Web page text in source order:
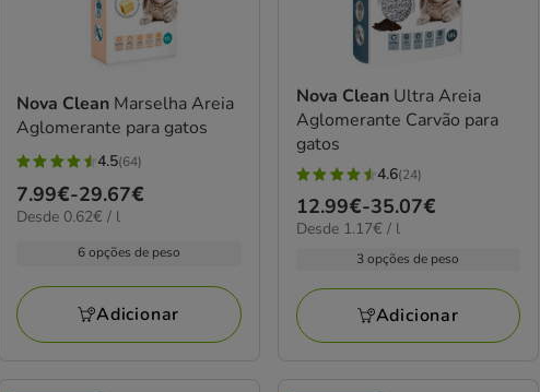
Nova Clean Marselha Areia
Aglomerante para gatos
4.5
estrelas
com
4.5(64)
Preço
de
29.67€
7.99€-29.67€
0.62€
Desde 0.62€ / l
6 opções de peso
Adicionar
Nova Clean Ultra Areia
Aglomerante Carvão para
gatos
4.6
estrelas
com
avaliações
4.6(24)
Preço
de
35.07€
12.99€-35.07€
1.17€
Desde 1.17€ / l
3 opções de peso
Adicionar